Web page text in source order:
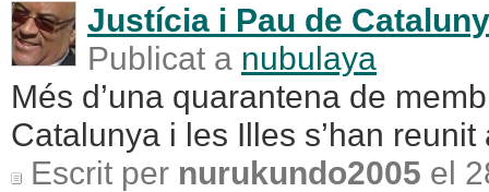
Justícia i Pau de
Publicat a nubulaya
Més d’una quarantena de
Catalunya i les Illes s’han
Escrit per nurukundo2005 el